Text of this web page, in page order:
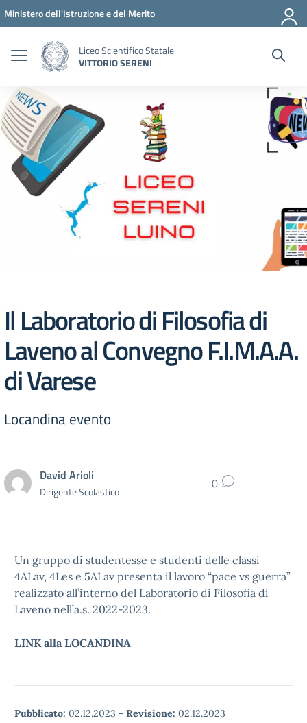
Vai ai contenuti
Vai al menu di navigazione
Vai al footer
Ministero dell'Istruzione e del Merito
Liceo Scientifico Statale
VITTORIO SERENI
Il Laboratorio di Filosofia di
Laveno al Convegno F.I.M.A.A.
di Varese
Locandina evento
David Arioli
Dirigente Scolastico 0
Un gruppo di studentesse e studenti delle classi
4ALav, 4Les e 5ALav presenta il lavoro “pace vs guerra”
realizzato all’interno del Laboratorio di Filosofia di
Laveno nell’a.s. 2022-2023.
LINK alla LOCANDINA
Pubblicato: 02.12.2023 - Revisione: 02.12.2023